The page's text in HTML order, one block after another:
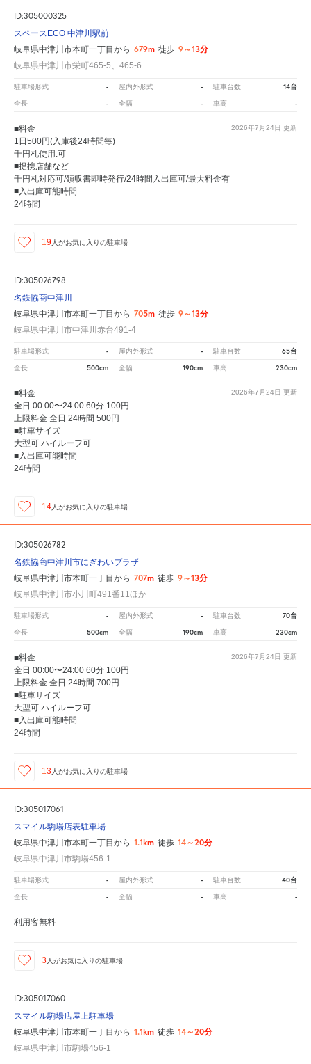
ID:305000325
スペースECO 中津川駅前
岐阜県中津川市本町一丁目から 679m 徒歩 9～13分
岐阜県中津川市栄町465-5、465-6
駐車場形式 - 屋内外形式 - 駐車台数 14台
全長 - 全幅 - 車高 -
2026年7月24日 更新
■料金
1日500円(入庫後24時間毎)
千円札使用:可
■提携店舗など
千円札対応可/領収書即時発行/24時間入出庫可/最大料金有
■入出庫可能時間
24時間
19人がお気に入りの駐車場
ID:305026798
名鉄協商中津川
岐阜県中津川市本町一丁目から 705m 徒歩 9～13分
岐阜県中津川市中津川赤台491-4
駐車場形式 - 屋内外形式 - 駐車台数 65台
全長 500cm 全幅 190cm 車高 230cm
2026年7月24日 更新
■料金
全日 00:00〜24:00 60分 100円
上限料金 全日 24時間 500円
■駐車サイズ
大型可 ハイルーフ可
■入出庫可能時間
24時間
14人がお気に入りの駐車場
ID:305026782
名鉄協商中津川市にぎわいプラザ
岐阜県中津川市本町一丁目から 707m 徒歩 9～13分
岐阜県中津川市小川町491番11ほか
駐車場形式 - 屋内外形式 - 駐車台数 70台
全長 500cm 全幅 190cm 車高 230cm
2026年7月24日 更新
■料金
全日 00:00〜24:00 60分 100円
上限料金 全日 24時間 700円
■駐車サイズ
大型可 ハイルーフ可
■入出庫可能時間
24時間
13人がお気に入りの駐車場
ID:305017061
スマイル駒場店表駐車場
岐阜県中津川市本町一丁目から 1.1km 徒歩 14～20分
岐阜県中津川市駒場456-1
駐車場形式 - 屋内外形式 - 駐車台数 40台
全長 - 全幅 - 車高 -
利用客無料
3人がお気に入りの駐車場
ID:305017060
スマイル駒場店屋上駐車場
岐阜県中津川市本町一丁目から 1.1km 徒歩 14～20分
岐阜県中津川市駒場456-1